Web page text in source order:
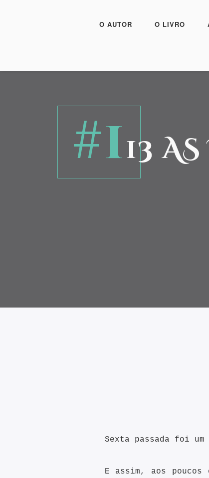
O AUTOR O LIVRO
#113
Sexta passada foi
E assim, aos poucos